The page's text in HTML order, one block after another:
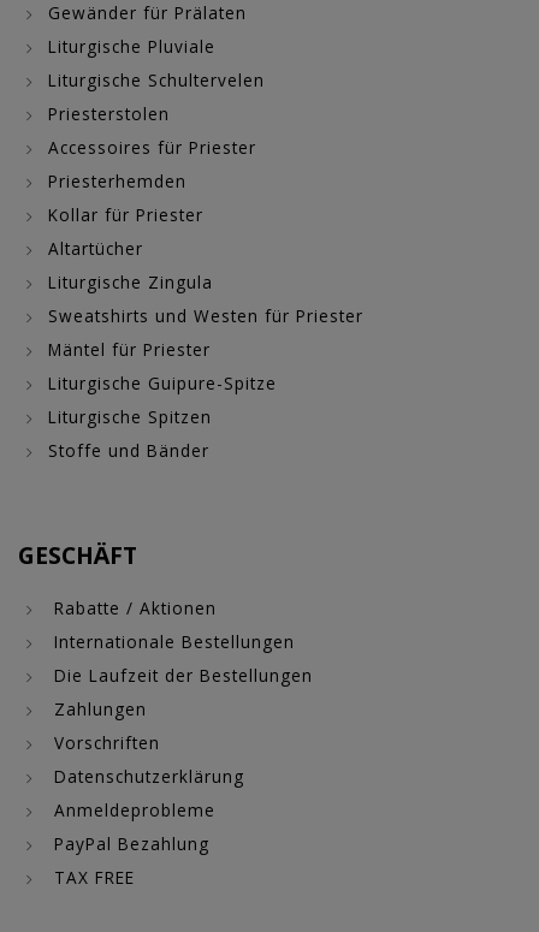
Gewänder für Prälaten
Liturgische Pluviale
Liturgische Schultervelen
Priesterstolen
Accessoires für Priester
Priesterhemden
Kollar für Priester
Altartücher
Liturgische Zingula
Sweatshirts und Westen für Priester
Mäntel für Priester
Liturgische Guipure-Spitze
Liturgische Spitzen
Stoffe und Bänder
GESCHÄFT
Rabatte / Aktionen
Internationale Bestellungen
Die Laufzeit der Bestellungen
Zahlungen
Vorschriften
Datenschutzerklärung
Anmeldeprobleme
PayPal Bezahlung
TAX FREE